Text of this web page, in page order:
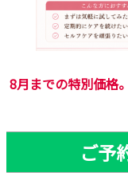
8月までの特別価格
ご予